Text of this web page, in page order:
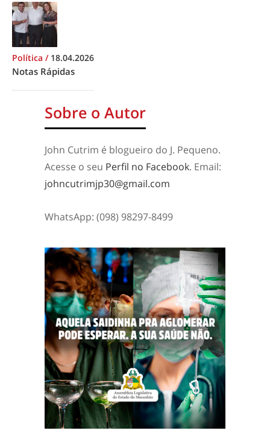
Política / 18.04.2026
Notas Rápidas
Sobre o Autor
John Cutrim é blogueiro do J. Pequeno.
Acesse o seu Perfil no Facebook. Email:
johncutrimjp30@gmail.com
WhatsApp: (098) 98297-8499